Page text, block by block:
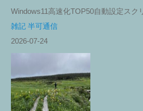
Windows11高速化TOP50自動設定スク
雑記 半可通信
2026-07-24